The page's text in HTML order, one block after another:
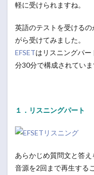
軽に受けられますね。
英語のテストを受ける
がら受けてみました。
EFSETはリスニングパ
分30分で構成されていま
１．リスニングパート
あらかじめ質問文と答
音源を2回まで再生する